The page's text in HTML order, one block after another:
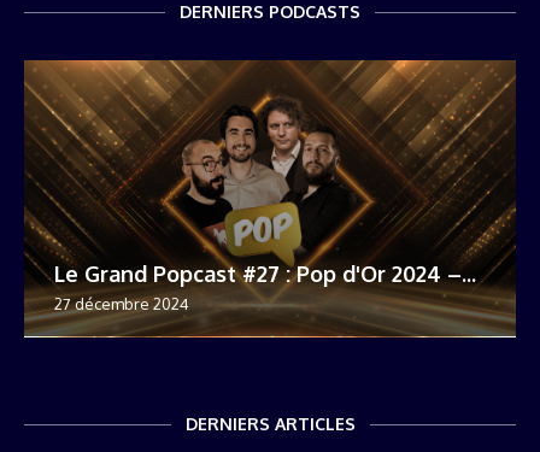
DERNIERS PODCASTS
Le Grand Popcast #27 : Pop d'Or 2024 –...
27 décembre 2024
DERNIERS ARTICLES